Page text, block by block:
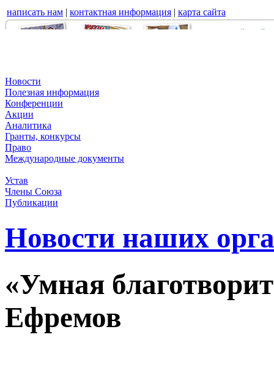
написать нам | контактная информация | карта сайта
Новости
Полезная информация
Конференции
Акции
Аналитика
Гранты, конкурсы
Право
Международные документы
Устав
Члены Союза
Публикации
Новости наших
«Умная
Ефремов